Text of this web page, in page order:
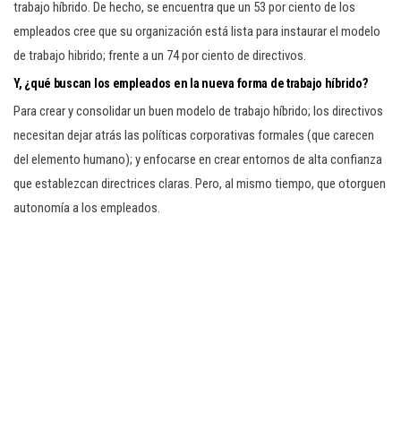
trabajo híbrido. De hecho, se encuentra que un 53 por ciento de los
empleados cree que su organización está lista para instaurar el modelo
de trabajo hibrido; frente a un 74 por ciento de directivos.
Y, ¿qué buscan los empleados en la nueva forma de trabajo híbrido?
Para crear y consolidar un buen modelo de trabajo híbrido; los directivos
necesitan dejar atrás las políticas corporativas formales (que carecen
del elemento humano); y enfocarse en crear entornos de alta confianza
que establezcan directrices claras. Pero, al mismo tiempo, que otorguen
autonomía a los empleados.